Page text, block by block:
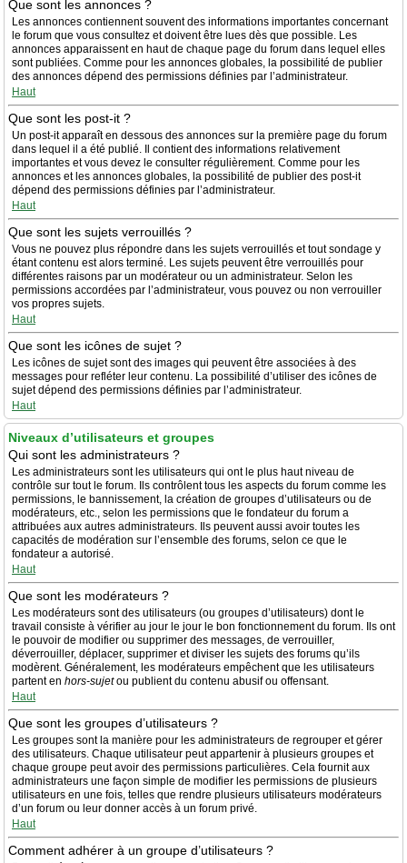
Que sont les annonces ?
Les annonces contiennent souvent des informations importantes concernant
le forum que vous consultez et doivent être lues dès que possible. Les
annonces apparaissent en haut de chaque page du forum dans lequel elles
sont publiées. Comme pour les annonces globales, la possibilité de publier
des annonces dépend des permissions définies par l’administrateur.
Haut
Que sont les post-it ?
Un post-it apparaît en dessous des annonces sur la première page du forum
dans lequel il a été publié. Il contient des informations relativement
importantes et vous devez le consulter régulièrement. Comme pour les
annonces et les annonces globales, la possibilité de publier des post-it
dépend des permissions définies par l’administrateur.
Haut
Que sont les sujets verrouillés ?
Vous ne pouvez plus répondre dans les sujets verrouillés et tout sondage y
étant contenu est alors terminé. Les sujets peuvent être verrouillés pour
différentes raisons par un modérateur ou un administrateur. Selon les
permissions accordées par l’administrateur, vous pouvez ou non verrouiller
vos propres sujets.
Haut
Que sont les icônes de sujet ?
Les icônes de sujet sont des images qui peuvent être associées à des
messages pour refléter leur contenu. La possibilité d’utiliser des icônes de
sujet dépend des permissions définies par l’administrateur.
Haut
Niveaux d’utilisateurs et groupes
Qui sont les administrateurs ?
Les administrateurs sont les utilisateurs qui ont le plus haut niveau de
contrôle sur tout le forum. Ils contrôlent tous les aspects du forum comme les
permissions, le bannissement, la création de groupes d’utilisateurs ou de
modérateurs, etc., selon les permissions que le fondateur du forum a
attribuées aux autres administrateurs. Ils peuvent aussi avoir toutes les
capacités de modération sur l’ensemble des forums, selon ce que le
fondateur a autorisé.
Haut
Que sont les modérateurs ?
Les modérateurs sont des utilisateurs (ou groupes d’utilisateurs) dont le
travail consiste à vérifier au jour le jour le bon fonctionnement du forum. Ils ont
le pouvoir de modifier ou supprimer des messages, de verrouiller,
déverrouiller, déplacer, supprimer et diviser les sujets des forums qu’ils
modèrent. Généralement, les modérateurs empêchent que les utilisateurs
partent en hors-sujetou publient du contenu abusif ou offensant.
Haut
Que sont les groupes d’utilisateurs ?
Les groupes sont la manière pour les administrateurs de regrouper et gérer
des utilisateurs. Chaque utilisateur peut appartenir à plusieurs groupes et
chaque groupe peut avoir des permissions particulières. Cela fournit aux
administrateurs une façon simple de modifier les permissions de plusieurs
utilisateurs en une fois, telles que rendre plusieurs utilisateurs modérateurs
d’un forum ou leur donner accès à un forum privé.
Haut
Comment adhérer à un groupe d’utilisateurs ?